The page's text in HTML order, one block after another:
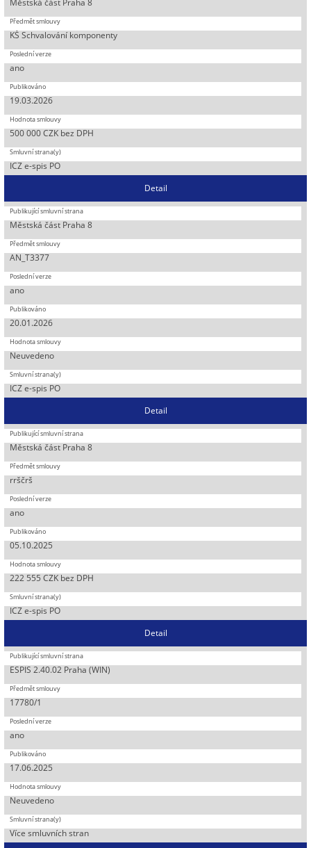
KŠ Schvalování komponenty
ano
19.03.2026
500 000 CZK bez DPH
ICZ e-spis PO
Detail
Městská část Praha 8
AN_T3377
ano
20.01.2026
Neuvedeno
ICZ e-spis PO
Detail
Městská část Praha 8
rrščrš
ano
05.10.2025
222 555 CZK bez DPH
ICZ e-spis PO
Detail
ESPIS 2.40.02 Praha (WIN)
17780/1
ano
17.06.2025
Neuvedeno
Více smluvních stran